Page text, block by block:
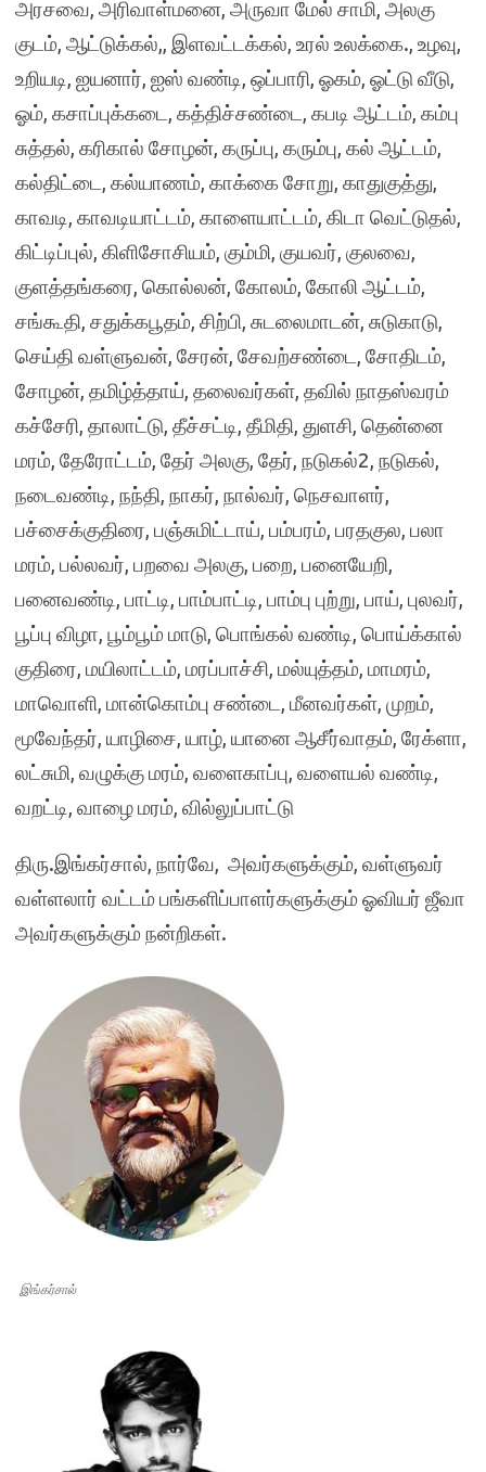
அரசவை, அரிவாள்மனை, அருவா மேல் சாமி, அலகு
குடம், ஆட்டுக்கல்,, இளவட்டக்கல், உரல் உலக்கை., உழவு,
உறியடி, ஐயனார், ஐஸ் வண்டி, ஒப்பாரி, ஓகம், ஓட்டு வீடு,
ஓம், கசாப்புக்கடை, கத்திச்சண்டை, கபடி ஆட்டம், கம்பு
சுத்தல், கரிகால் சோழன், கருப்பு, கரும்பு, கல் ஆட்டம்,
கல்திட்டை, கல்யாணம், காக்கை சோறு, காதுகுத்து,
காவடி, காவடியாட்டம், காளையாட்டம், கிடா வெட்டுதல்,
கிட்டிப்புல், கிளிசோசியம், கும்மி, குயவர், குலவை,
குளத்தங்கரை, கொல்லன், கோலம், கோலி ஆட்டம்,
சங்கூதி, சதுக்கபூதம், சிற்பி, சுடலைமாடன், சுடுகாடு,
செய்தி வள்ளுவன், சேரன், சேவற்சண்டை, சோதிடம்,
சோழன், தமிழ்த்தாய், தலைவர்கள், தவில் நாதஸ்வரம்
கச்சேரி, தாலாட்டு, தீச்சட்டி, தீமிதி, துளசி, தென்னை
மரம், தேரோட்டம், தேர் அலகு, தேர், நடுகல்2, நடுகல்,
நடைவண்டி, நந்தி, நாகர், நால்வர், நெசவாளர்,
பச்சைக்குதிரை, பஞ்சுமிட்டாய், பம்பரம், பரதகுல, பலா
மரம், பல்லவர், பறவை அலகு, பறை, பனையேறி,
பனைவண்டி, பாட்டி, பாம்பாட்டி, பாம்பு புற்று, பாய், புலவர்,
பூப்பு விழா, பூம்பூம் மாடு, பொங்கல் வண்டி, பொய்க்கால்
குதிரை, மயிலாட்டம், மரப்பாச்சி, மல்யுத்தம், மாமரம்,
மாவொளி, மான்கொம்பு சண்டை, மீனவர்கள், முறம்,
மூவேந்தர், யாழிசை, யாழ், யானை ஆசீர்வாதம், ரேக்ளா,
லட்சுமி, வழுக்கு மரம், வளைகாப்பு, வளையல் வண்டி,
வறட்டி, வாழை மரம், வில்லுப்பாட்டு
திரு.இங்கர்சால், நார்வே, அவர்களுக்கும், வள்ளுவர்
வள்ளலார் வட்டம் பங்களிப்பாளர்களுக்கும் ஓவியர் ஜீவா
அவர்களுக்கும் நன்றிகள்.
இங்கர்சால்